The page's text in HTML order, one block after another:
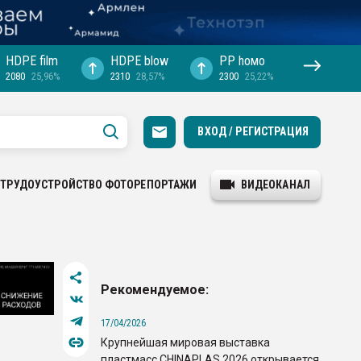
HDPE film
2080 25,96%
HDPE blow
2310 28,57%
PP hомо
2300 25,22%
ВХОД / РЕГИСТРАЦИЯ
ТРУДОУСТРОЙСТВО ФОТОРЕПОРТАЖИ ВИДЕОКАНАЛ
Рекомендуемое:
17/04/2026
Крупнейшая мировая выставка